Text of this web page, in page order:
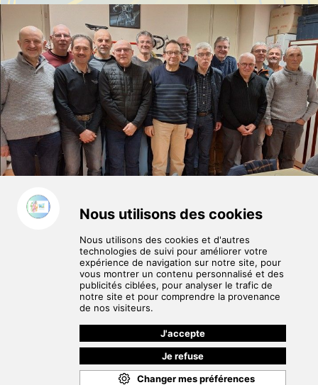
d'une réunion en décembre 2025)
La composition du CA 2026 avec ces
différentes commissions et leurs adresses
Maj le 04/08/2026 Mentions légales